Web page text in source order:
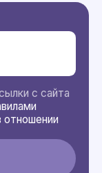
с сайта
отношении